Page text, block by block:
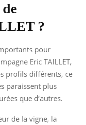
?
pour
Eric TAILLET,
profils différents, ce
paraissent plus
que d’autres.
de la vigne, la